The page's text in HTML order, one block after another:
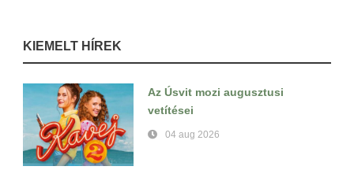
KIEMELT HÍREK
Az Úsvit mozi augusztusi
vetítései
04 aug 2026